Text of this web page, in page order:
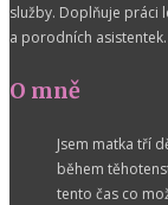
služby. Doplňuje práci
a porodních asistentek.
O mně
Jsem matka tří
během
tento čas co